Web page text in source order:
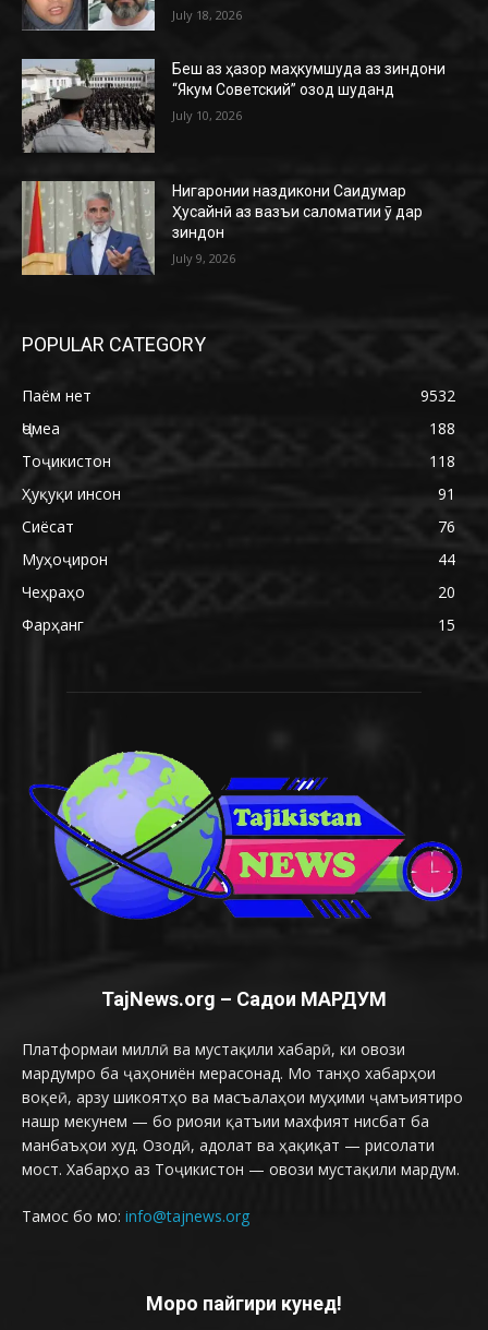
July 18, 2026
Беш аз ҳазор маҳкумшуда аз зиндони
“Якум Советский” озод шуданд
July 10, 2026
Нигаронии наздикони Саидумар
Ҳусайнӣ аз вазъи саломатии ӯ дар
зиндон
July 9, 2026
POPULAR CATEGORY
Паём нет
9532
Ҷомеа
188
Тоҷикистон
118
Ҳуқуқи инсон
91
Сиёсат
76
Муҳоҷирон
44
Чеҳраҳо
20
Фарҳанг
15
TajNews.org – Садои МАРДУМ
Платформаи миллӣ ва мустақили хабарӣ, ки овози
мардумро ба ҷаҳониён мерасонад. Мо танҳо хабарҳои
воқеӣ, арзу шикоятҳо ва масъалаҳои муҳими ҷамъиятиро
нашр мекунем — бо риояи қатъии махфият нисбат ба
манбаъҳои худ. Озодӣ, адолат ва ҳақиқат — рисолати
мост. Хабарҳо аз Тоҷикистон — овози мустақили мардум.
Тамос бо мо: info@tajnews.org
Моро пайгири кунед!